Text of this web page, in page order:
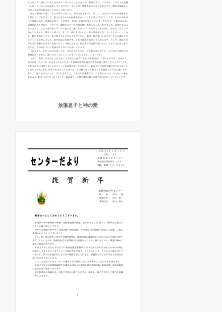
放蕩息子と神の愛